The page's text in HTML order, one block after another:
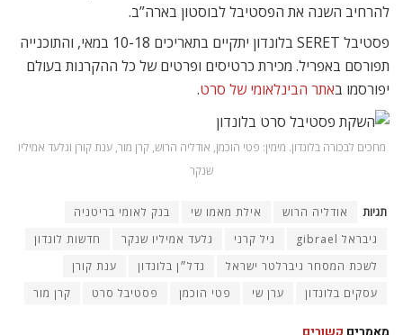
להרחיב השנה את הפסטיבל לבוסטון בארה”ב.
פסטיבל SERET בלונדון יתקיים בתאריכים 10-18 במאי, והתוכנייה
תפורסם באפריל. מכירת כרטיסים ופרטים של כל ההקרנות בעולם
יפורסמו באתר הבינלאומי של סרט.
מחכים לבכורה בלונדון. מימין: פטי הוכמן, אודליה הרוש, קרן מור, ענת קורן וגלעד אמיליו
שנקר
תגיות אודליה הרוש אילת מאמו שי
בנק לאומי בריטניה
גיבראל gibrael
גיל קרני גלעד אמיליו שנקר
חדשות לונדון
לשכת המסחר גיברלטר ישראל
נדל״ן בלונדון
ענת קורן
עסקים בלונדון
ערן שי פטי הוכמן פסטיבל סרט קרן מור